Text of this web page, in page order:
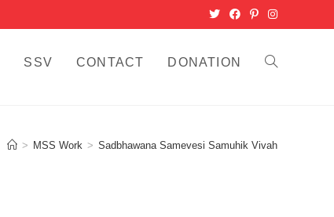
SSV CONTACT DONATION TOGGLE
> MSS Work > Sadbhawana Samevesi Samuhik Vivah